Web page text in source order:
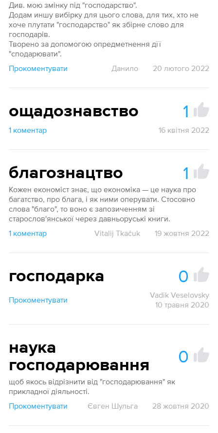
Див. мою змінку під "господарство".
Додам иншу вибірку для цього слова, для тих, хто не
хоче плутати "господарство" як збірне слово для
господарів.
Творено за допомогою опредметнення дїї
"сподарювати".
Прокоментувати
Данило 20 лютого 2022
ощадознавство 1
1 коментар 16 квітня 2022
благознацтво 1
Кожен економіст знає, що економіка — це наука про
багатство, про блага, і як ними оперувати. Стосовно
слова "благо", то воно є запозиченням зі
старослов'янської через давньоруські книги.
1 коментар
Vitalij Tkačuk 19 жовтня 2022
господарка 0
Прокоментувати
Vadik Veselovsky
10 травня 2020
наука
господарювання
0
щоб якось відрізнити від "господарювання" як
прикладної діяльності.
Прокоментувати
Євген Шульга 28 жовтня 2020